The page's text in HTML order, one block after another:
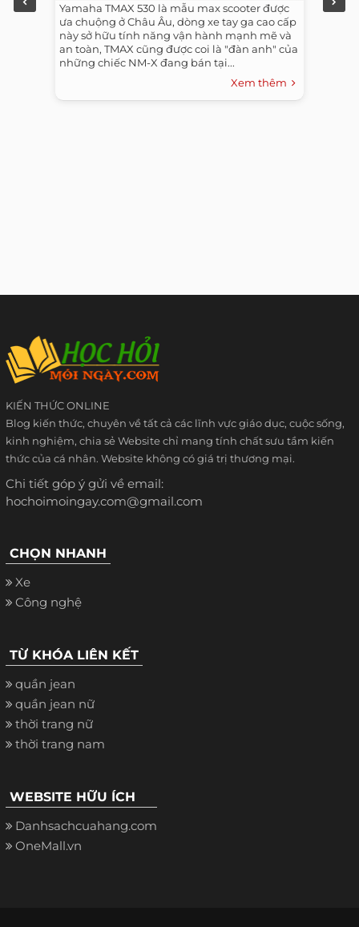
Yamaha TMAX 530 là mẫu max scooter được
ưa chuộng ở Châu Âu, dòng xe tay ga cao cấp
này sở hữu tính năng vận hành mạnh mẽ và
an toàn, TMAX cũng được coi là "đàn anh" của
những chiếc NM-X đang bán tại...
Xem thêm
KIẾN THỨC ONLINE
Blog kiến thức, chuyên về tất cả các lĩnh vực giáo dục, cuộc sống,
kinh nghiệm, chia sẻ Website chỉ mang tính chất sưu tầm kiến
thức của cá nhân. Website không có giá trị thương mại.
Chi tiết góp ý gửi về email:
hochoimoingay.com@gmail.com
CHỌN NHANH
Xe
Công nghệ
TỪ KHÓA LIÊN KẾT
quần jean
quần jean nữ
thời trang nữ
thời trang nam
WEBSITE HỮU ÍCH
Danhsachcuahang.com
OneMall.vn